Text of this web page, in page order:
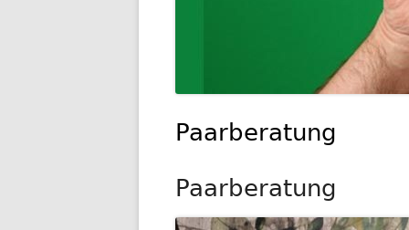
Paarberatung
Paarberatung